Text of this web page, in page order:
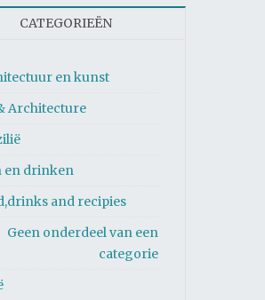
CATEGORIEËN
en kunst
Architecture
en drinken
and recipies
Geen onderdeel van een
categorie